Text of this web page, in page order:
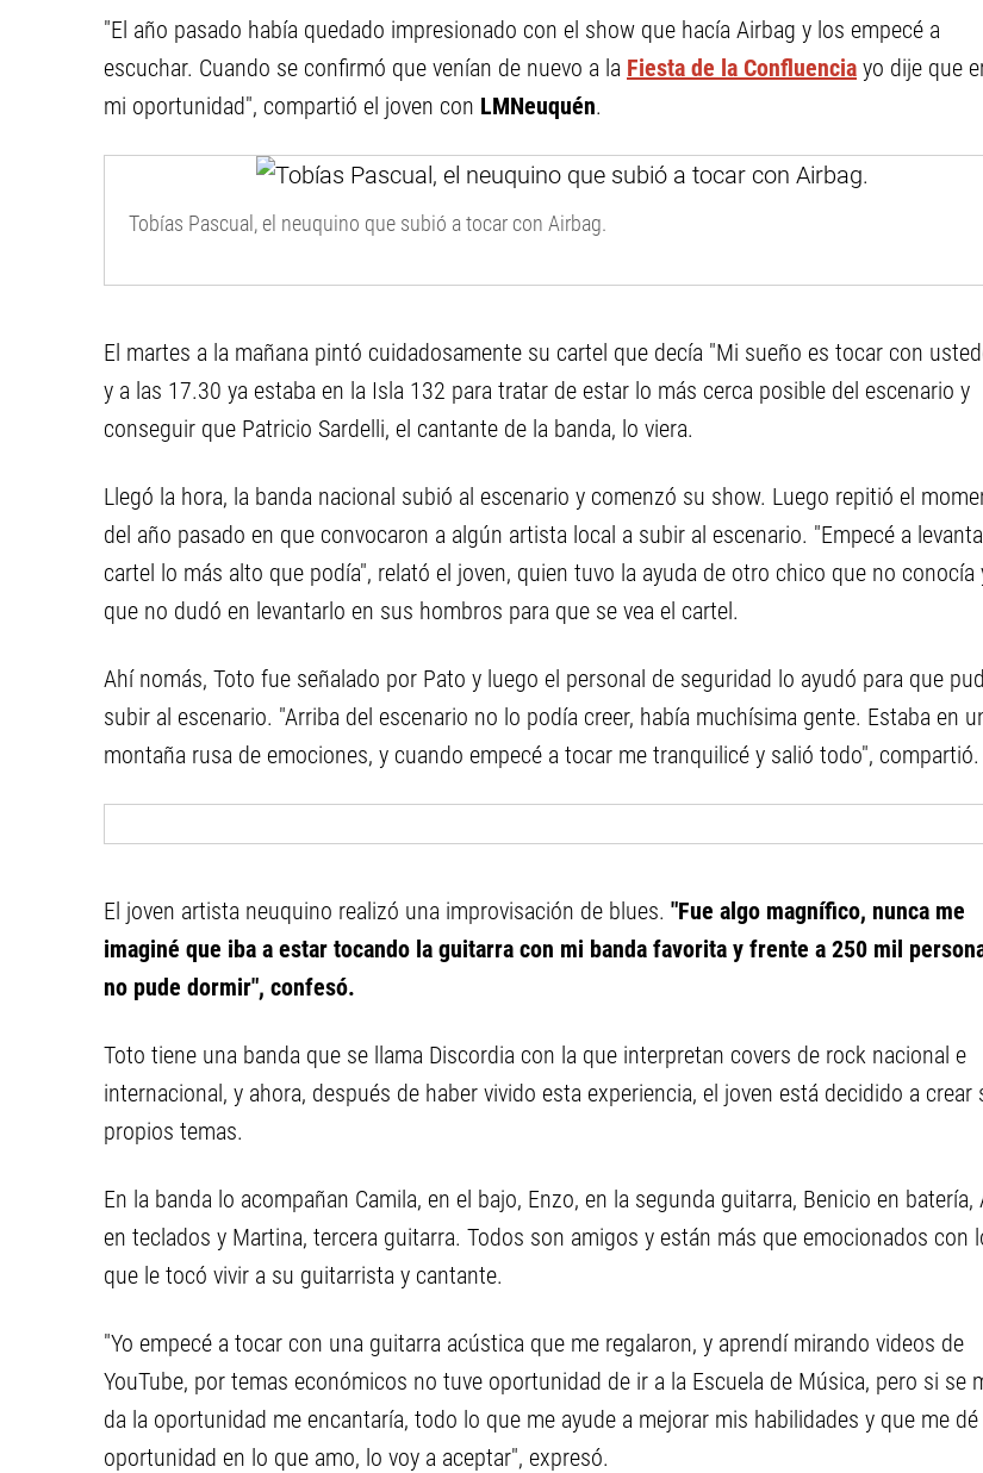
"El año pasado había quedado impresionado con el show que hacía Airbag y los empecé a
escuchar. Cuando se confirmó que venían de nuevo a la Fiesta de la Confluencia yo dije que
mi oportunidad", compartió el joven con LMNeuquén.
Tobías Pascual, el neuquino que subió a tocar con Airbag.
El martes a la mañana pintó cuidadosamente su cartel que decía "Mi sueño es tocar con
y a las 17.30 ya estaba en la Isla 132 para tratar de estar lo más cerca posible del escenario y
conseguir que Patricio Sardelli, el cantante de la banda, lo viera.
Llegó la hora, la banda nacional subió al escenario y comenzó su show. Luego repitió el
del año pasado en que convocaron a algún artista local a subir al escenario. "Empecé a
cartel lo más alto que podía", relató el joven, quien tuvo la ayuda de otro chico que no conocía
que no dudó en levantarlo en sus hombros para que se vea el cartel.
Ahí nomás, Toto fue señalado por Pato y luego el personal de seguridad lo ayudó para que
subir al escenario. "Arriba del escenario no lo podía creer, había muchísima gente. Estaba en
montaña rusa de emociones, y cuando empecé a tocar me tranquilicé y salió todo", compartió.
El joven artista neuquino realizó una improvisación de blues. "Fue algo magnífico, nunca me
imaginé que iba a estar tocando la guitarra con mi banda favorita y frente a 250 mil
no pude dormir", confesó.
Toto tiene una banda que se llama Discordia con la que interpretan covers de rock nacional e
internacional, y ahora, después de haber vivido esta experiencia, el joven está decidido a crear
propios temas.
En la banda lo acompañan Camila, en el bajo, Enzo, en la segunda guitarra, Benicio en batería,
en teclados y Martina, tercera guitarra. Todos son amigos y están más que emocionados con
que le tocó vivir a su guitarrista y cantante.
"Yo empecé a tocar con una guitarra acústica que me regalaron, y aprendí mirando videos de
YouTube, por temas económicos no tuve oportunidad de ir a la Escuela de Música, pero si se
da la oportunidad me encantaría, todo lo que me ayude a mejorar mis habilidades y que me dé
oportunidad en lo que amo, lo voy a aceptar", expresó.